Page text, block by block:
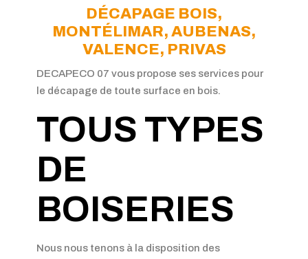
DÉCAPAGE BOIS,
MONTÉLIMAR, AUBENAS,
VALENCE, PRIVAS
DECAPECO 07 vous propose ses services pour
le décapage de toute surface en bois.
TOUS TYPES
DE
BOISERIES
Nous nous tenons à la disposition des